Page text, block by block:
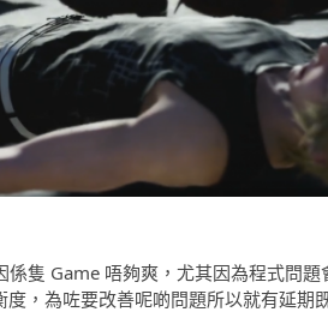
隻 Game 唔夠爽，尤其因為程式問
，為咗要改善呢啲問題所以就有延期